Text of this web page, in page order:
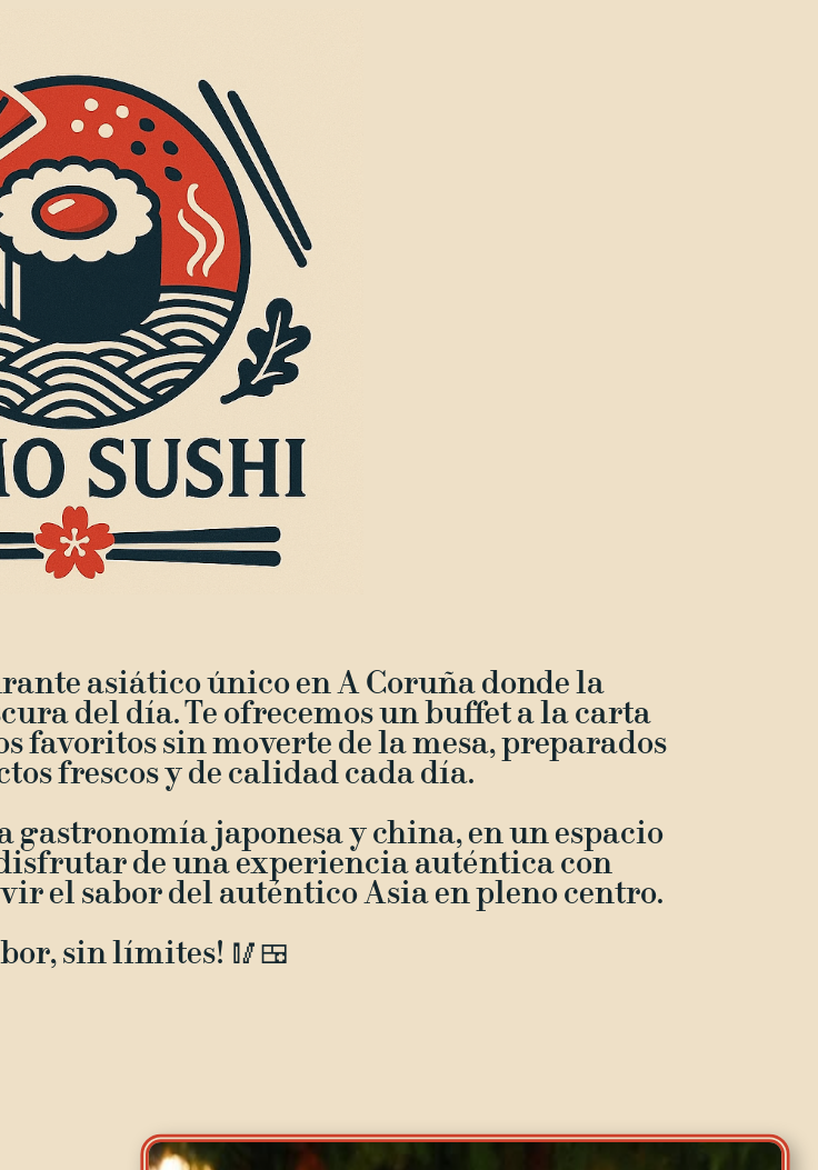
asiático único en A Coruña donde la
del día. Te ofrecemos un buffet a la carta
favoritos sin moverte de la mesa, preparados
frescos y de calidad cada día.
japonesa y china, en un espacio
de una experiencia auténtica con
el sabor del auténtico Asia en pleno centro.
sin límites! 🥢🍱